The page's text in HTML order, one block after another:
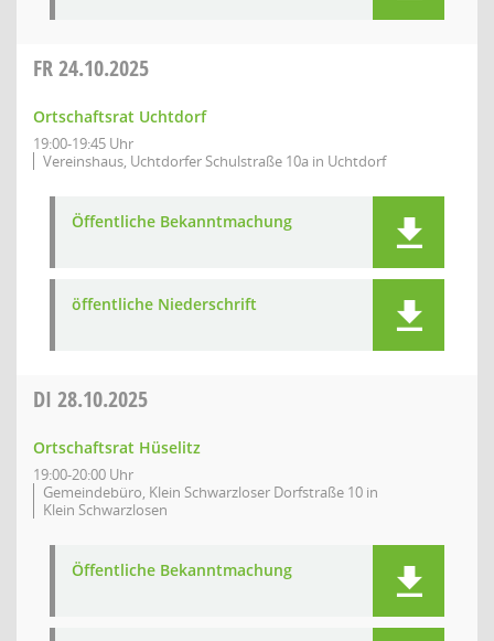
FR24.10.2025
Ortschaftsrat Uchtdorf
19:00-19:45 Uhr
Vereinshaus, Uchtdorfer Schulstraße 10a in Uchtdorf
Öffentliche Bekanntmachung
öffentliche Niederschrift
DI 28.10.2025
Ortschaftsrat Hüselitz
19:00-20:00 Uhr
Gemeindebüro, Klein Schwarzloser Dorfstraße 10 in
Klein Schwarzlosen
Öffentliche Bekanntmachung